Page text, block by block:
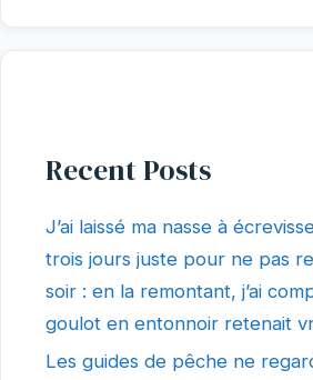
Recent Posts
J’ai laissé ma nasse à
trois jours juste pour ne pas
soir : en la remontant, j’ai
goulot en entonnoir retenait
Les guides de pêche ne